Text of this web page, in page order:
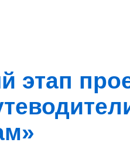
этап